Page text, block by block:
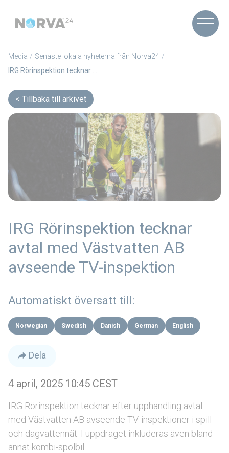
Media
Senaste lokala nyheterna från Norva24
Tillbaka till arkivet
IRG Rörinspektion tecknar
avtal med Västvatten AB
avseende TV-inspektion
Automatiskt översatt till:
Norwegian Swedish Danish German English
Dela
4 april, 2025 10:45 CEST
IRG Rörinspektion tecknar efter upphandling avtal
med Västvatten AB avseende TV-inspektioner i spill-
och dagvattennät. I uppdraget inkluderas även bland
annat kombi-spolbil.